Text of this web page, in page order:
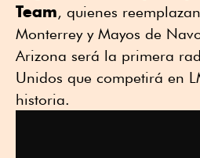
Team, quienes
Monterrey y Mayos de
Arizona será la primera
Unidos que competirá en
historia.